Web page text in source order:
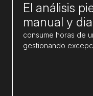
El análisis
manual y
consume horas de
gestionando